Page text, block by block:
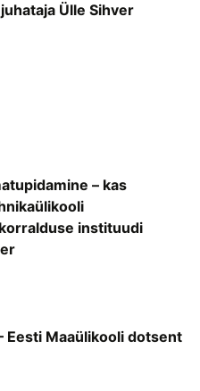
Ülle Sihver
– kas
instituudi
Eesti Maaülikooli dotsent